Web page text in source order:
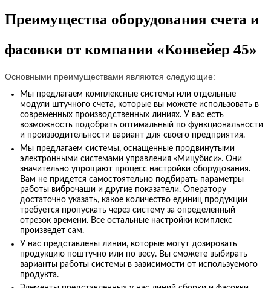
Преимущества оборудования счета и
фасовки от компании «Конвейер 45»
Основными преимуществами являются следующие:
Мы предлагаем комплексные системы или отдельные
модули штучного счета, которые вы можете использовать в
современных производственных линиях. У вас есть
возможность подобрать оптимальный по функциональности
и производительности вариант для своего предприятия.
Мы предлагаем системы, оснащенные продвинутыми
электронными системами управления «Мицубиси». Они
значительно упрощают процесс настройки оборудования.
Вам не придется самостоятельно подбирать параметры
работы виброчаши и другие показатели. Оператору
достаточно указать, какое количество единиц продукции
требуется пропускать через систему за определенный
отрезок времени. Все остальные настройки комплекс
произведет сам.
У нас представлены линии, которые могут дозировать
продукцию поштучно или по весу. Вы сможете выбирать
варианты работы системы в зависимости от используемого
продукта.